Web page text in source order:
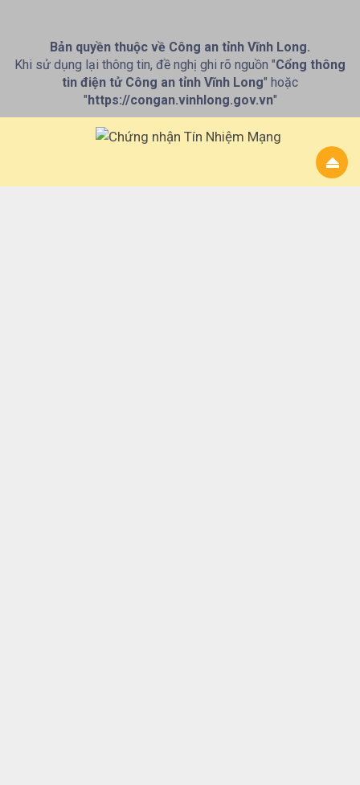
Bản quyền thuộc về Công an tỉnh Vĩnh Long.
Khi sử dụng lại thông tin, đề nghị ghi rõ nguồn "Cổng thông
tin điện tử Công an tỉnh Vĩnh Long" hoặc
"https://congan.vinhlong.gov.vn"